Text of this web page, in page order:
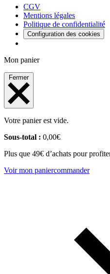
CGV
Mentions légales
Politique de confidentialité
Configuration des cookies
Mon panier
Fermer
Votre panier est vide.
Sous-total : 0,00€
Plus que 49€ d’achats pour
Voir mon paniercommander